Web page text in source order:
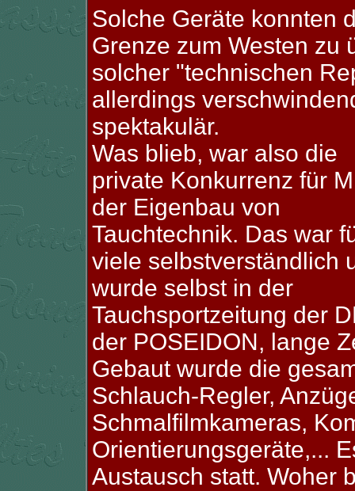
Solche Geräte konnten
Grenze zum Westen zu
solcher "technischen
allerdings
spektakulär.
Was blieb, war also die
private Konkurrenz für
der Eigenbau von
Tauchtechnik. Das war
viele selbstverständlich
wurde selbst in der
Tauchsportzeitung der
der POSEIDON, lange
Gebaut wurde die
Schlauch-Regler,
Schmalfilmkameras,
Orientierungsgeräte,...
Austausch statt. Woher